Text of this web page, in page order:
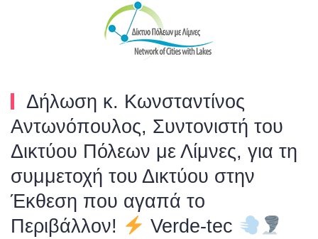
Skip to main content
Δήλωση κ. Κωνσταντίνος
Αντωνόπουλος, Συντονιστή του
Δικτύου Πόλεων με Λίμνες, για τη
συμμετοχή του Δικτύου στην
Έκθεση που αγαπά το
Περιβάλλον!
Verde-tec